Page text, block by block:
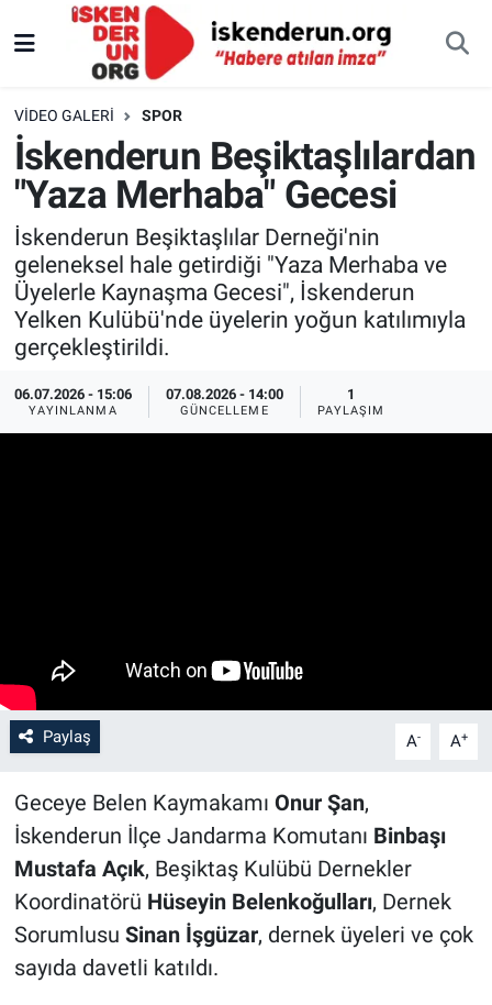
VIDEO GALERI SPOR
İskenderun Beşiktaşlılardan
"Yaza Merhaba" Gecesi
İskenderun Beşiktaşlılar Derneği'nin
geleneksel hale getirdiği "Yaza Merhaba ve
Üyelerle Kaynaşma Gecesi", İskenderun
Yelken Kulübü'nde üyelerin yoğun katılımıyla
gerçekleştirildi.
06.07.2026 - 15:06
YAYINLANMA
07.08.2026 - 14:00
GÜNCELLEME
1
PAYLAŞIM
Paylaş A- A+
Geceye Belen Kaymakamı Onur Şan,
İskenderun İlçe Jandarma Komutanı Binbaşı
Mustafa Açık, Beşiktaş Kulübü Dernekler
Koordinatörü Hüseyin Belenkoğulları, Dernek
Sorumlusu Sinan İşgüzar, dernek üyeleri ve çok
sayıda davetli katıldı.